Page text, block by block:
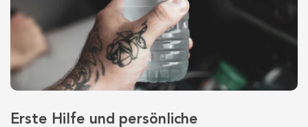
Erste Hilfe und persönliche